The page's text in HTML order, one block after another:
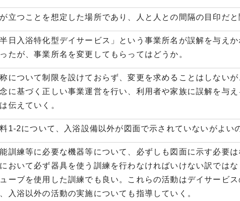
立つことを想定した場所であり、人と人との間隔の目印だと
日入浴特化型デイサービス」という事業所名が誤解を与えか
たが、事業所名を変更してもらってはどうか。
について制限を設けておらず、変更を求めることはしないが
に基づく正しい事業運営を行い、利用者や家族に誤解を与
伝えていく。
1-2について、入浴設備以外が図面で示されていないがよい
訓練等に必要な機器等について、必ずしも図面に示す必要
おいて必ず器具を使う訓練を行わなければいけない訳では
ーブを使用した訓練でも良い。これらの活動はデイサービ
入浴以外の活動の実施についても指導していく。